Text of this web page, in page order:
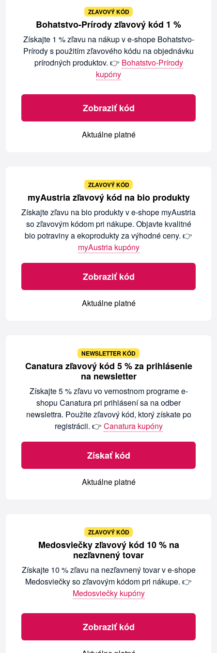
ZĽAVOVÝ KÓD
Bohatstvo-Prírody zľavový kód 1 %
Získajte 1 % zľavu na nákup v e-shope Bohatstvo-
Prírody s použitím zľavového kódu na objednávku
prírodných produktov. 👉 Bohatstvo-Prírody
kupóny
Zobraziť kód
Aktuálne platné
ZĽAVOVÝ KÓD
myAustria zľavový kód na bio produkty
Získajte zľavu na bio produkty v e-shope myAustria
so zľavovým kódom pri nákupe. Objavte kvalitné
bio potraviny a ekoprodukty za výhodné ceny. 👉
myAustria kupóny
Zobraziť kód
Aktuálne platné
NEWSLETTER KÓD
Canatura zľavový kód 5 % za prihlásenie
na newsletter
Získajte 5 % zľavu vo vernostnom programe e-
shopu Canatura pri prihlásení sa na odber
newslettra. Použite zľavový kód, ktorý získate po
registrácii. 👉 Canatura kupóny
Získať kód
Aktuálne platné
ZĽAVOVÝ KÓD
Medosviečky zľavový kód 10 % na
nezľavnený tovar
Získajte 10 % zľavu na nezľavnený tovar v e-shope
Medosviečky so zľavovým kódom pri nákupe. 👉
Medosviečky kupóny
Zobraziť kód